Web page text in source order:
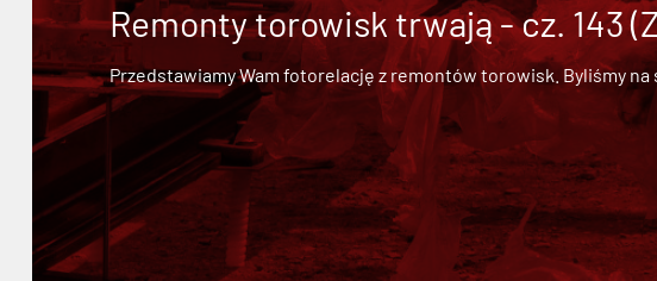
Remonty torowisk trwają - cz. 143
Przedstawiamy Wam fotorelację z remontów torowisk. Byliśmy